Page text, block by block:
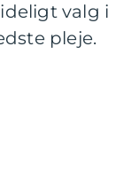
valg i
pleje.